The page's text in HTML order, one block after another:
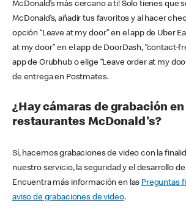
McDonald’s más cercano a ti! Solo tienes que
McDonald’s, añadir tus favoritos y al hacer
opción “Leave at my door” en el app de Uber
at my door” en el app de DoorDash, “contact-
app de Grubhub o elige “Leave order at my
de entrega en Postmates.
¿Hay cámaras de grabación
restaurantes McDonald's?
Sí, hacemos grabaciones de video con la
nuestro servicio, la seguridad y el desarrollo
Encuentra más información en las Preguntas
aviso de grabaciones de video.